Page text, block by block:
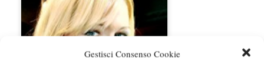
Gestisci Consenso Cookie